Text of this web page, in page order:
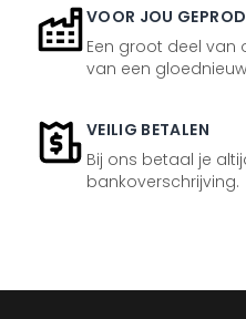
VOOR JOU
Een groot deel van
van een
VEILIG BETALEN
Bij ons betaal je
bankoverschrijving.